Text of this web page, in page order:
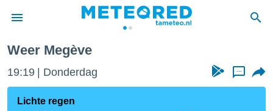
door
Weer Megève
19:19 Donderdag ...
Lichte regen